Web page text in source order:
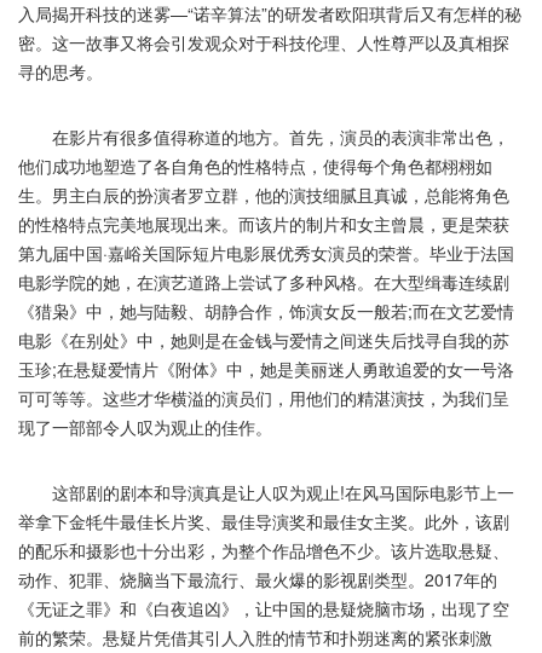
入局揭开科技的迷雾—“诺辛算法”的研发者欧阳琪背后又有怎样的秘
密。这一故事又将会引发观众对于科技伦理、人性尊严以及真相探
寻的思考。
在影片有很多值得称道的地方。首先，演员的表演非常出色，
他们成功地塑造了各自角色的性格特点，使得每个角色都栩栩如
生。男主白辰的扮演者罗立群，他的演技细腻且真诚，总能将角色
的性格特点完美地展现出来。而该片的制片和女主曾晨，更是荣获
第九届中国·嘉峪关国际短片电影展优秀女演员的荣誉。毕业于法国
电影学院的她，在演艺道路上尝试了多种风格。在大型缉毒连续剧
《猎枭》中，她与陆毅、胡静合作，饰演女反一般若;而在文艺爱情
电影《在别处》中，她则是在金钱与爱情之间迷失后找寻自我的苏
玉珍;在悬疑爱情片《附体》中，她是美丽迷人勇敢追爱的女一号洛
可可等等。这些才华横溢的演员们，用他们的精湛演技，为我们呈
现了一部部令人叹为观止的佳作。
这部剧的剧本和导演真是让人叹为观止!在风马国际电影节上一
举拿下金牦牛最佳长片奖、最佳导演奖和最佳女主奖。此外，该剧
的配乐和摄影也十分出彩，为整个作品增色不少。该片选取悬疑、
动作、犯罪、烧脑当下最流行、最火爆的影视剧类型。2017年的
《无证之罪》和《白夜追凶》，让中国的悬疑烧脑市场，出现了空
前的繁荣。悬疑片凭借其引人入胜的情节和扑朔迷离的紧张刺激